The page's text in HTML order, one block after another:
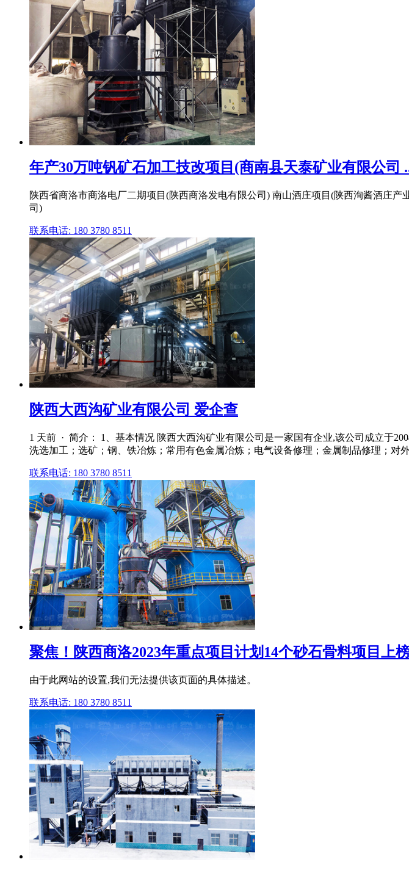
年产30万吨钒矿石加工技改项目(商南县天泰矿业有限公司
陕西省商洛市商洛电厂二期项目(陕西商洛发电有限公司) 南山酒庄项目(陕西洵酱酒庄
司)
联系电话: 180 3780 8511
陕西大西沟矿业有限公司 爱企查
1 天前 · 简介： 1、基本情况 陕西大西沟矿业有限公司是一家国有企业,该公司成立于
洗选加工；选矿；钢、铁冶炼；常用有色金属冶炼；电气设备修理；金属制品修理；对
联系电话: 180 3780 8511
聚焦！陕西商洛2023年重点项目计划14个砂石骨料项目上榜
由于此网站的设置,我们无法提供该页面的具体描述。
联系电话: 180 3780 8511